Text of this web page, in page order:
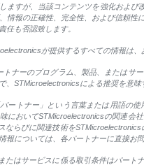
ますが、当該コンテンツを強化およ
情報の正確性、完全性、および信頼
任も否認致します。
が提供するすべての情報は
トナーのプログラム、製品、またはサ
、STMicroelectronicsによる推奨を意味
ートナー」という言葉または用語の
においてSTMicroelectronicsの関連会
ならびに関連技術を
報については、各パートナーに直接お
たはサービスに係る取引条件はパー